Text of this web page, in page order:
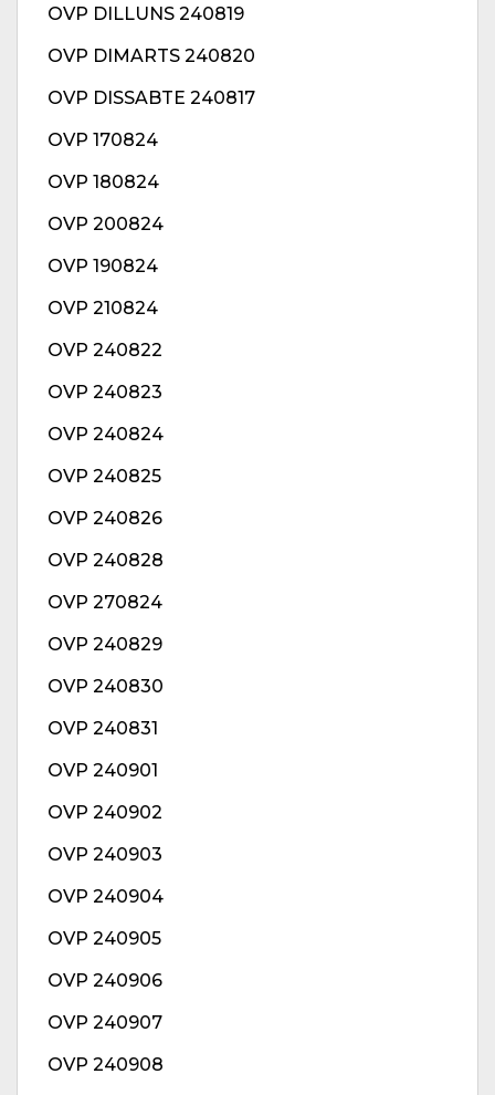
OVP DILLUNS 240819
OVP DIMARTS 240820
OVP DISSABTE 240817
OVP 170824
OVP 180824
OVP 200824
OVP 190824
OVP 210824
OVP 240822
OVP 240823
OVP 240824
OVP 240825
OVP 240826
OVP 240828
OVP 270824
OVP 240829
OVP 240830
OVP 240831
OVP 240901
OVP 240902
OVP 240903
OVP 240904
OVP 240905
OVP 240906
OVP 240907
OVP 240908